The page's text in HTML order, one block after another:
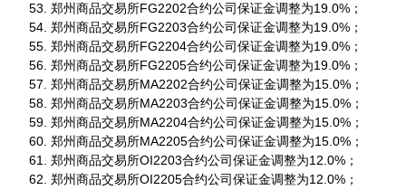
郑州商品交易所FG2202合约公司保证金调整为19.0%；
郑州商品交易所FG2203合约公司保证金调整为19.0%；
郑州商品交易所FG2204合约公司保证金调整为19.0%；
郑州商品交易所FG2205合约公司保证金调整为19.0%；
郑州商品交易所MA2202合约公司保证金调整为15.0%；
郑州商品交易所MA2203合约公司保证金调整为15.0%；
郑州商品交易所MA2204合约公司保证金调整为15.0%；
郑州商品交易所MA2205合约公司保证金调整为15.0%；
郑州商品交易所OI2203合约公司保证金调整为12.0%；
郑州商品交易所OI2205合约公司保证金调整为12.0%；